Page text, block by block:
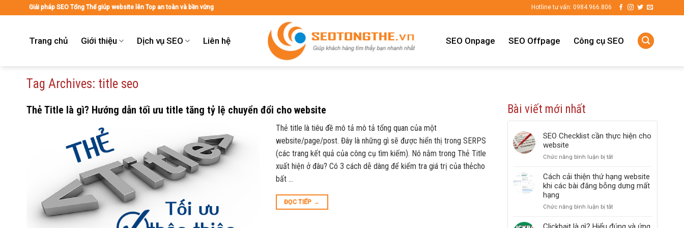
Giải pháp SEO Tổng Thể giúp website lên Top an toàn và bền vững Hotline tư vấn: 0984.966.806
Trang chủ Giới thiệu Dịch vụ SEO Liên hệ SEO Onpage SEO Offpage Công cụ SEO
Tag Archives: title seo
Thẻ Title là gì? Hướng dẫn tối ưu title tăng tỷ lệ chuyển đổi cho website
Thẻ title là tiêu đề mô tả mô tả tổng quan của một
website/page/post. Đây là những gì sẽ được hiển thị trong SERPS
(các trang kết quả của công cụ tìm kiếm). Nó nằm trong Thẻ Title
xuất hiện ở đâu? Có 3 cách dễ dàng để kiểm tra giá trị của thẻcho
bất …
ĐỌC TIẾP →
Bài viết mới nhất
SEO Checklist cần thực hiện cho
website
Chức năng bình luận bị tắt
Checklist
cần
thực
Cách cải thiện thứ hạng website
khi các bài đăng bỗng dưng mất
hạng
Chức năng bình luận bị tắt
cải